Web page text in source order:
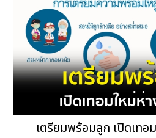
เตรียมพร้อมลูก เปิดเทอ